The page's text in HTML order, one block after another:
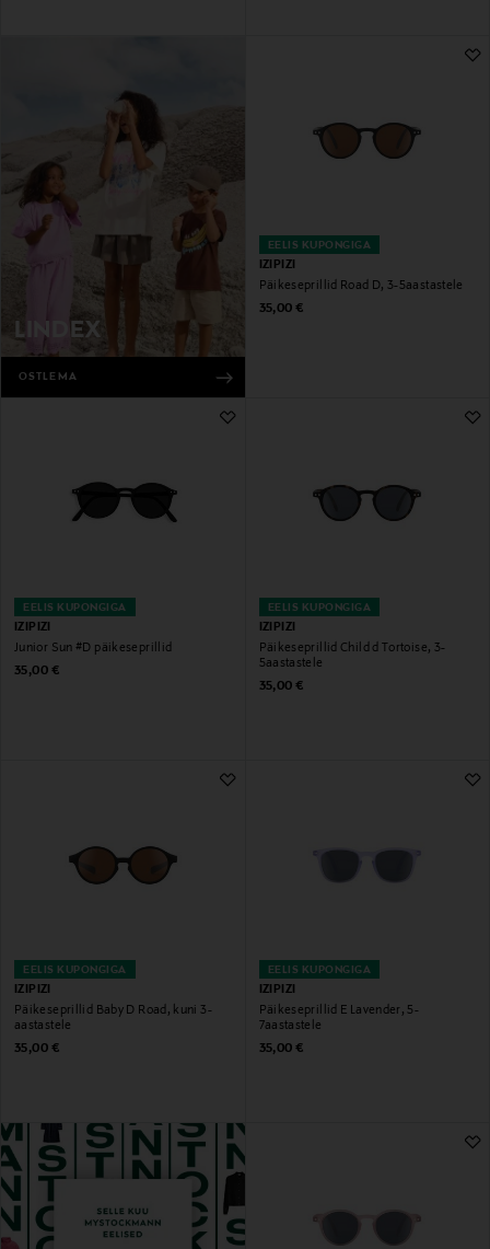
LINDEX
OSTLEMA
EELIS KUPONGIGA
IZIPIZI
Päikeseprillid Road D, 3-5aastastele
Original Price
35,00 €
EELIS KUPONGIGA
IZIPIZI
Junior Sun #D päikeseprillid
Original Price
35,00 €
EELIS KUPONGIGA
IZIPIZI
Päikeseprillid Child d Tortoise, 3-
5aastastele
Original Price
35,00 €
EELIS KUPONGIGA
IZIPIZI
Päikeseprillid Baby D Road, kuni 3-
aastastele
Original Price
35,00 €
EELIS KUPONGIGA
IZIPIZI
Päikeseprillid E Lavender, 5-
7aastastele
Original Price
35,00 €